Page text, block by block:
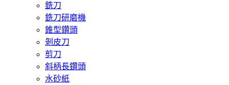
銑刀
銑刀研磨機
錐型鑽頭
剝皮刀
剪刀
斜柄長鑽頭
水砂紙